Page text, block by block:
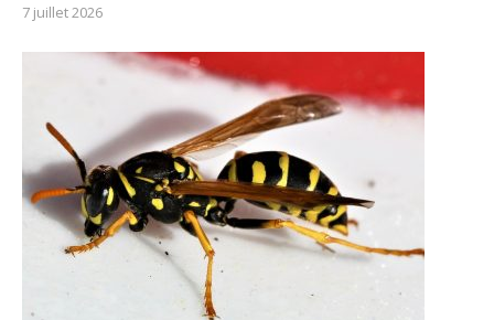
7 juillet 2026